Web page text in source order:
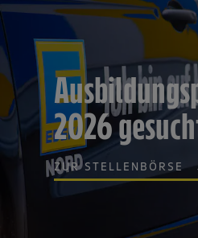
2026
ZUR STELLENBÖRSE